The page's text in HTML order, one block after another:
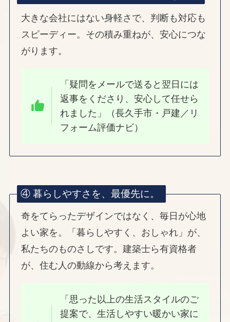
大きな会社にはない身軽さで、判断も対応も
スピーディー。その積み重ねが、安心につな
がります。
「疑問をメールで送ると翌日には
返事をくださり、安心して任せら
れました」（長久手市・戸建／リ
フォーム評価ナビ）
④ 暮らしやすさを、最優先に。
奇をてらったデザインではなく、毎日が心地
よい家を。「暮らしやすく、おしゃれ」が、
私たちのものさしです。建築士ら有資格者
が、住む人の動線から考えます。
「思った以上の生活スタイルのご
提案で、生活しやすい暖かい家に